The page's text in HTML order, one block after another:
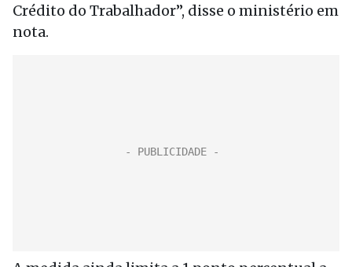
Crédito do Trabalhador”, disse o ministério em
nota.